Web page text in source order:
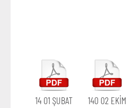
14 01 ŞUBAT
140 02 EKİM